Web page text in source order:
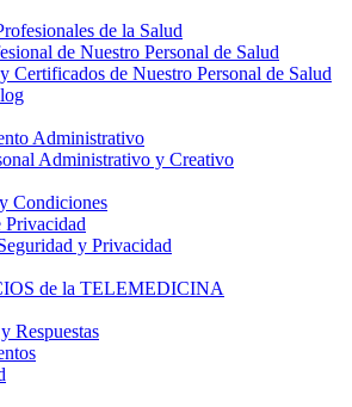
de la Salud
de Nuestro Personal de Salud
Certificados de Nuestro Personal de Salud
Administrativo
Administrativo y Creativo
Condiciones
Privacidad
y Privacidad
de la TELEMEDICINA
Respuestas